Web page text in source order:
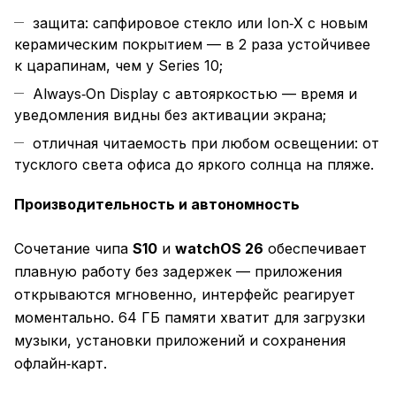
защита: сапфировое стекло или Ion‑X с новым
керамическим покрытием — в 2 раза устойчивее
к царапинам, чем у Series 10;
Always‑On Display с автояркостью — время и
уведомления видны без активации экрана;
отличная читаемость при любом освещении: от
тусклого света офиса до яркого солнца на пляже.
Производительность и автономность
Сочетание чипа S10 и watchOS 26 обеспечивает
плавную работу без задержек — приложения
открываются мгновенно, интерфейс реагирует
моментально. 64 ГБ памяти хватит для загрузки
музыки, установки приложений и сохранения
офлайн‑карт.